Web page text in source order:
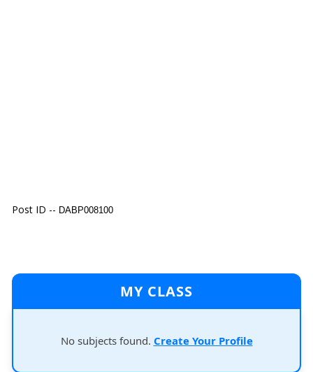
Post ID -- DABP008100
MY CLASS
No subjects found. Create Your Profile